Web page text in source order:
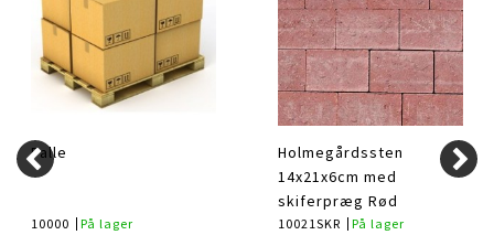
Palle
10000 På lager
Holmegårdssten
14x21x6cm med
skiferpræg Rød
10021SKR På lager